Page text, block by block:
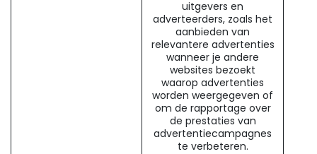
uitgevers en
adverteerders, zoals het
aanbieden van
relevantere advertenties
wanneer je andere
websites bezoekt
waarop advertenties
worden weergegeven of
om de rapportage over
de prestaties van
advertentiecampagnes
te verbeteren.